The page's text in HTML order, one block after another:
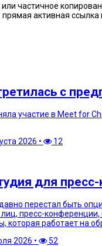
частичное
активная ссылка
с
участие в Meet for
2026 •
12
для
перестал быть
пресс-конференции,
которая работает на
2026 •
52